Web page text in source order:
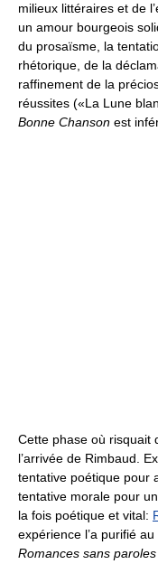
milieux littéraires et de
un amour bourgeois
du prosaïsme, la
rhétorique, de la
raffinement de la
réussites («La Lune
Bonne Chanson est
Cette phase où risquait
l’arrivée de Rimbaud.
tentative poétique pour
tentative morale pour
la fois poétique et vital:
expérience l’a purifié
Romances sans paroles